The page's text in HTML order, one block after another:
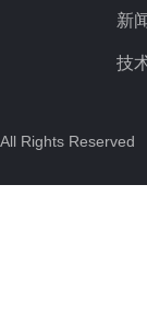
新
技
Rights